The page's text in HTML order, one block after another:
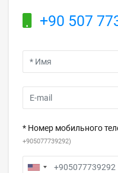
+90 507
* Номер мобильного
+905077739292)